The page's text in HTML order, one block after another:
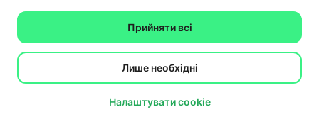
Прийняти всі
Лише необхідні
Налаштувати cookie
12. RTA
RTA постачає програмне забезпечення для
управління автопарком, розроблене для
пропонує RTA Fleet360 з функціями